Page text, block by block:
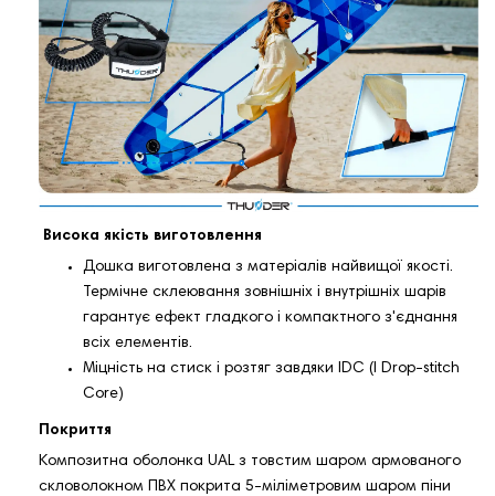
Висока якість виготовлення
Дошка виготовлена з матеріалів найвищої якості.
Термічне склеювання зовнішніх і внутрішніх шарів
гарантує ефект гладкого і компактного з'єднання
всіх елементів.
Міцність на стиск і розтяг завдяки IDC (I Drop-stitch
Core)
Покриття
Композитна оболонка UAL з товстим шаром армованого
скловолокном ПВХ покрита 5-міліметровим шаром піни